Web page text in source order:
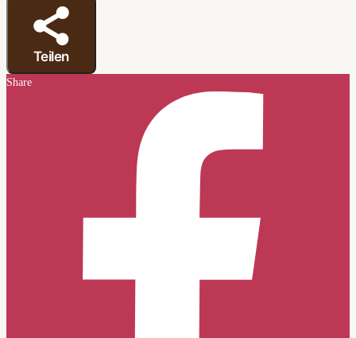
Teilen
Share